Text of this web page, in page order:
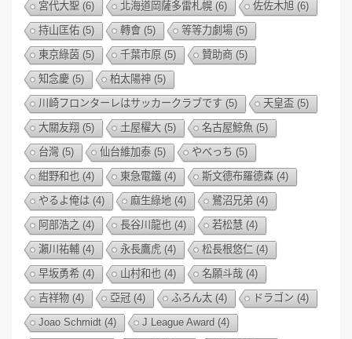
宮代大聖 (6) 北海道岡薩多雷札幌 (6) 佐佐木旭 (6)
持山匡佑 (5) 轉會 (5) 等等力劇場 (5)
東京綠茵 (5) 千葉市原 (5) 贊助商 (5)
知念慶 (5) 柏太陽神 (5)
川崎フロンターレはサッカークラブです (5) 天皇盃 (5)
大關友翔 (5) 土屋櫂大 (5) 名古屋鯨魚 (5)
台灣 (5) 仙台維加泰 (5) やべっち (5)
紺野和也 (4) 東急電鐵 (4) 斯文德布羅德森 (4)
やるよ俺は (4) 麻生綠地 (4) 鷺沼兄弟 (4)
阿部浩之 (4) 長谷川龍也 (4) 若松慧 (4)
瀨川祐輔 (4) 永長鷹虎 (4) 松長根悠仁 (4)
早坂勇希 (4) 山村和也 (4) 名願斗哉 (4)
吉祥物 (4) 亞冠 (4) ふろん太 (4) ドラゴン (4)
Joao Schmidt (4) J League Award (4)